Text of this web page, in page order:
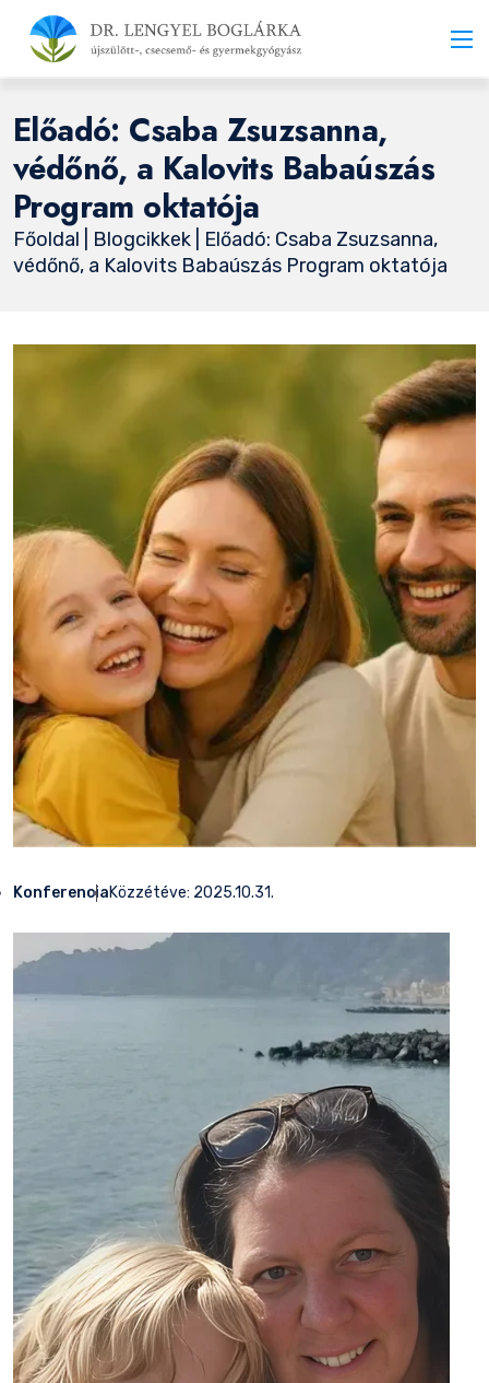
Előadó: Csaba Zsuzsanna,
védőnő, a Kalovits Babaúszás
Program oktatója
Főoldal Blogcikkek
| Előadó: Csaba Zsuzsanna,
védőnő, a Kalovits Babaúszás Program oktatója
KonferenciaKözzétéve: 2025.10.31.